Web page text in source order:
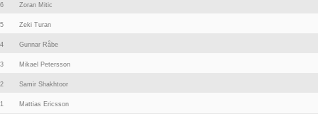
6 Zoran Mitic
5 Zeki Turan
4 Gunnar Råbe
3 Mikael Petersson
2 Samir Shakhtoor
1 Mattias Ericsson